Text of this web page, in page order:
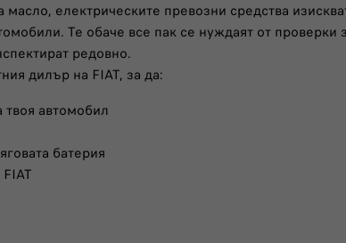
електрическите превозни средства
Те обаче все пак се нуждаят от проверки
редовно.
дилър на FIAT, за да:
автомобил
батерия